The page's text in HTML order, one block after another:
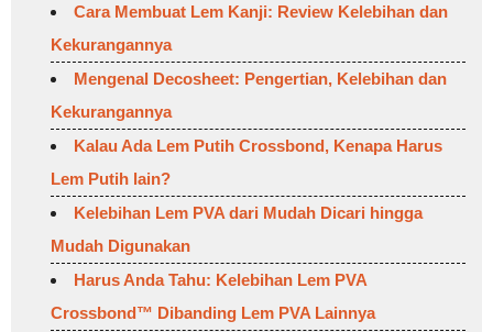
Cara Membuat Lem Kanji: Review Kelebihan dan
Kekurangannya
Mengenal Decosheet: Pengertian, Kelebihan dan
Kekurangannya
Kalau Ada Lem Putih Crossbond, Kenapa Harus
Lem Putih lain?
Kelebihan Lem PVA dari Mudah Dicari hingga
Mudah Digunakan
Harus Anda Tahu: Kelebihan Lem PVA
Crossbond™ Dibanding Lem PVA Lainnya